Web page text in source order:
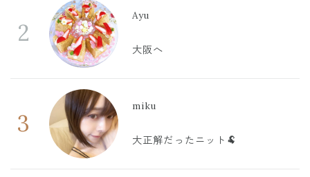
2
Ayu
大阪へ
3
miku
大正解だったニット🐏